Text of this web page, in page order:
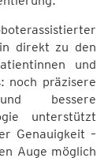
direkt zu den
und
noch präzisere
bessere
unterstützt
Genauigkeit –
Auge möglich